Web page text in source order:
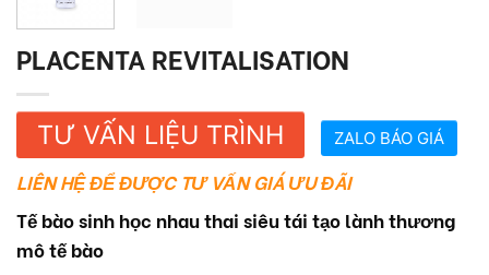
PLACENTA REVITALISATION
TƯ VẤN LIỆU TRÌNH ZALO BÁO GIÁ
LIÊN HỆ ĐỂ ĐƯỢC TƯ VẤN GIÁ ƯU ĐÃI
Tế bào sinh học nhau thai siêu tái tạo lành thương
mô tế bào